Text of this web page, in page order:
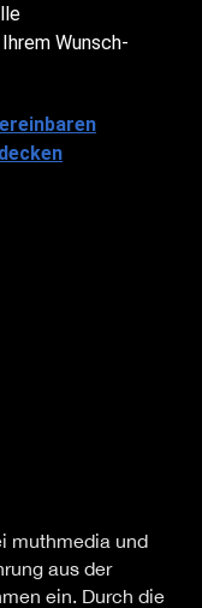
Wunsch-
muthmedia und
aus der
ein. Durch die